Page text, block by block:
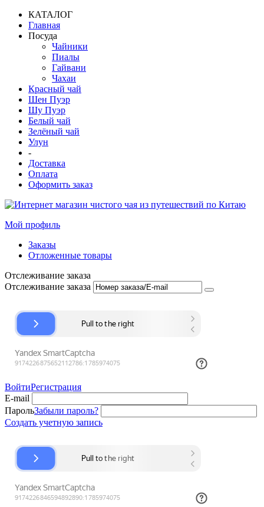
КАТАЛОГ
Главная
Посуда
Чайники
Пиалы
Гайвани
Чахаи
Красный чай
Шен Пуэр
Шу Пуэр
Белый чай
Зелёный чай
Улун
-
Доставка
Оплата
Оформить заказ
Мой профиль
Заказы
Отложенные товары
Отслеживание заказа
Отслеживание заказа
ВойтиРегистрация
E-mail
ПарольЗабыли пароль?
Создать учетную запись